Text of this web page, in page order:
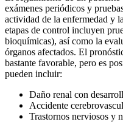
exámenes periódicos y
actividad de la enfermedad y
etapas de control incluyen
bioquímicas), así como la
órganos afectados. El
bastante favorable, pero es
pueden incluir:
Daño renal con
Accidente
Trastornos nerviosos y